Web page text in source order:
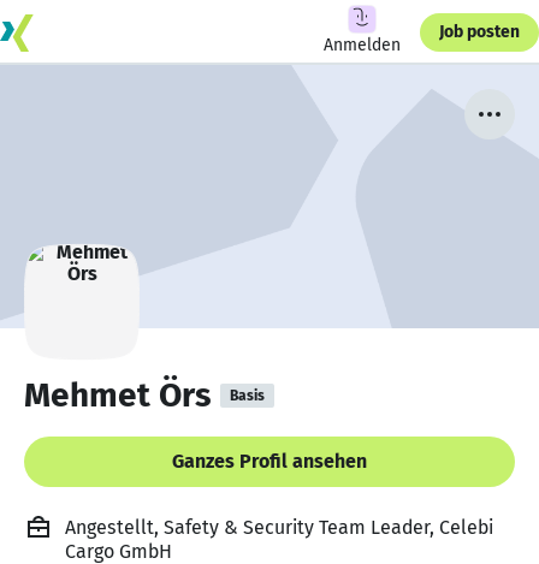
Anmelden
Job posten
Mehmet Örs Basis
Ganzes Profil ansehen
Angestellt, Safety & Security Team Leader, Celebi
Cargo GmbH